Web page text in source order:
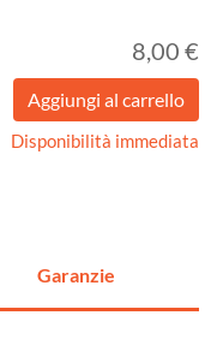
8,00 €
Disponibilità immediata
Garanzie